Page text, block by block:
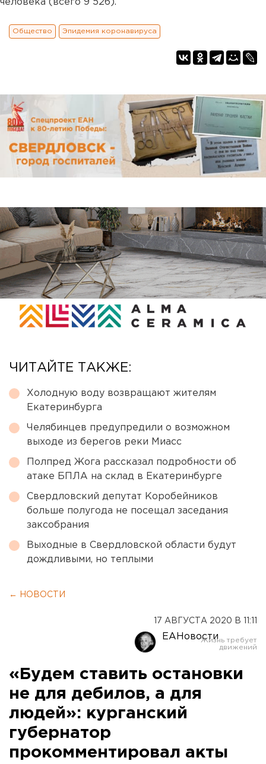
человека (всего 9 526).
Общество Эпидемия коронавируса
ЧИТАЙТЕ ТАКЖЕ:
Холодную воду возвращают жителям
Екатеринбурга
Челябинцев предупредили о возможном
выходе из берегов реки Миасс
Полпред Жога рассказал подробности об
атаке БПЛА на склад в Екатеринбурге
Свердловский депутат Коробейников
больше полугода не посещал заседания
заксобрания
Выходные в Свердловской области будут
дождливыми, но теплыми
← НОВОСТИ
17 АВГУСТА 2020 В 11:11
ЕАНовости
«Будем ставить остановки
не для дебилов, а для
людей»: курганский
губернатор
прокомментировал акты